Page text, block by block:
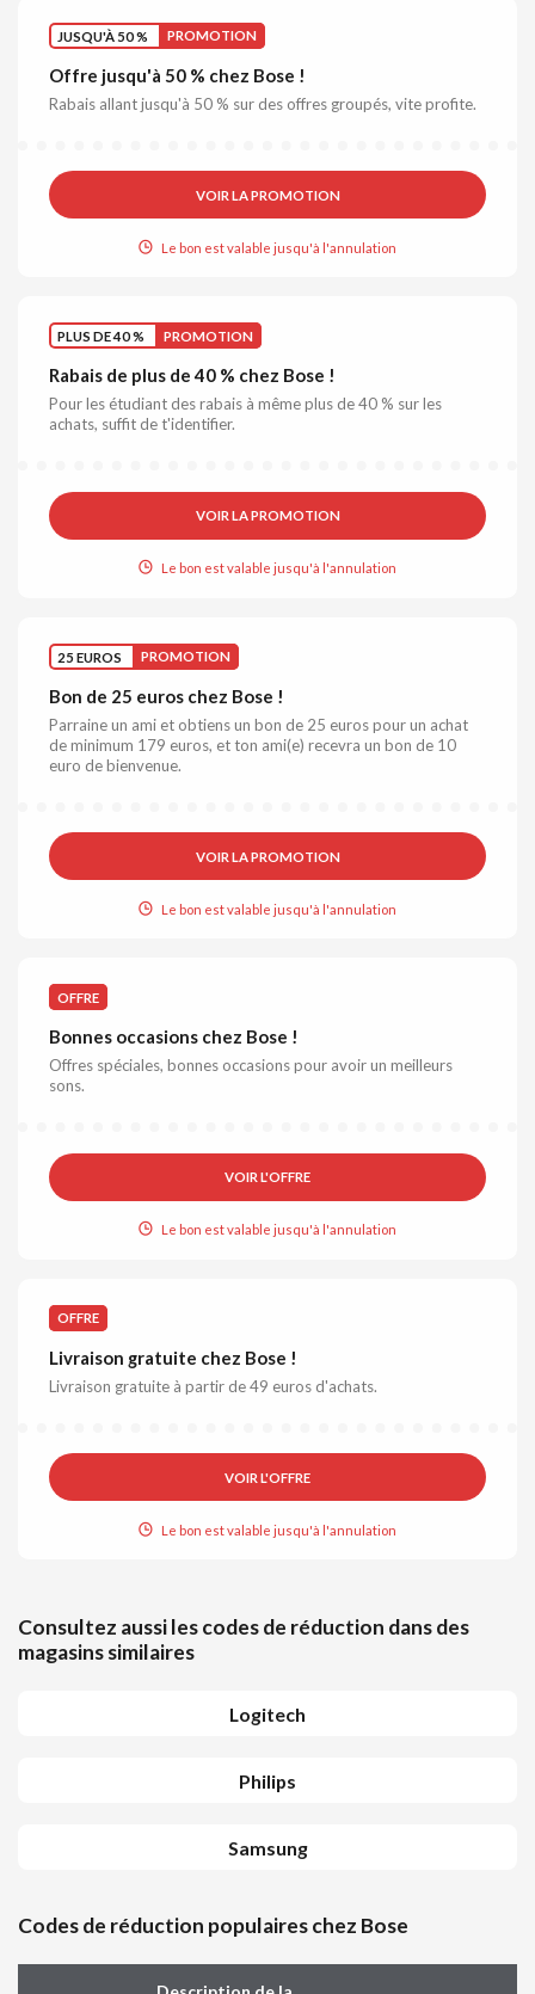
JUSQU'À 50 % PROMOTION
Offre jusqu'à 50 % chez Bose !
Rabais allant jusqu'à 50 % sur des offres groupés, vite profite.
VOIR LA PROMOTION
Le bon est valable jusqu'à l'annulation
PLUS DE 40 % PROMOTION
Rabais de plus de 40 % chez Bose !
Pour les étudiant des rabais à même plus de 40 % sur les
achats, suffit de t'identifier.
VOIR LA PROMOTION
Le bon est valable jusqu'à l'annulation
25 EUROS PROMOTION
Bon de 25 euros chez Bose !
Parraine un ami et obtiens un bon de 25 euros pour un achat
de minimum 179 euros, et ton ami(e) recevra un bon de 10
euro de bienvenue.
VOIR LA PROMOTION
Le bon est valable jusqu'à l'annulation
OFFRE
Bonnes occasions chez Bose !
Offres spéciales, bonnes occasions pour avoir un meilleurs
sons.
VOIR L'OFFRE
Le bon est valable jusqu'à l'annulation
OFFRE
Livraison gratuite chez Bose !
Livraison gratuite à partir de 49 euros d'achats.
VOIR L'OFFRE
Le bon est valable jusqu'à l'annulation
Consultez aussi les codes de réduction dans des
magasins similaires
Logitech
Philips
Samsung
Codes de réduction populaires chez Bose